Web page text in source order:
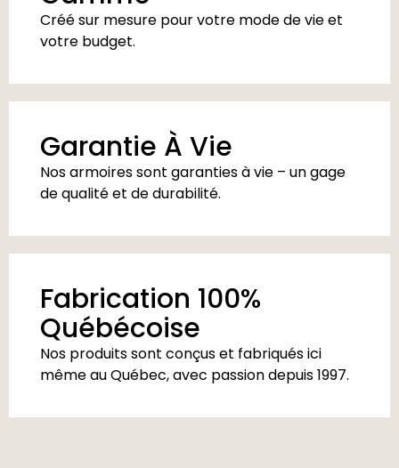
Créé sur mesure pour votre mode de vie et
votre budget.
Garantie À Vie
Nos armoires sont garanties à vie – un gage
de qualité et de durabilité.
Fabrication 100%
Québécoise
Nos produits sont conçus et fabriqués ici
même au Québec, avec passion depuis 1997.